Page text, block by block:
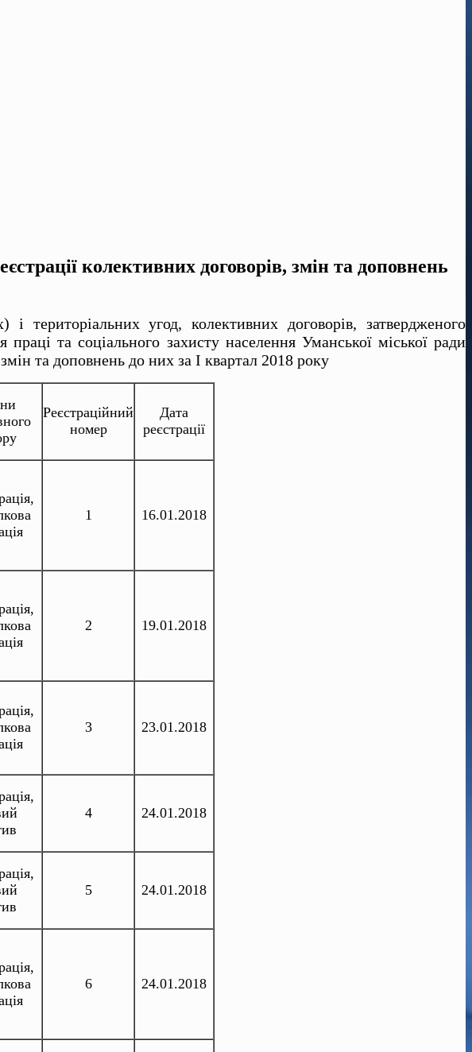
колективних договорів, змін та доповнень
територіальних угод, колективних договорів, затвердженого
та соціального захисту населення Уманської міської ради
та доповнень до них за І квартал 2018 року
Реєстраційний
номер
Дата
реєстрації
1 16.01.2018
2 19.01.2018
3 23.01.2018
4 24.01.2018
5 24.01.2018
6 24.01.2018